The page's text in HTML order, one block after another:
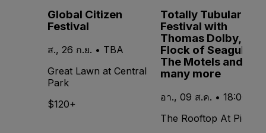
Global Citizen
Festival
ส., 26 ก.ย. • TBA
Great Lawn at Central
Park
$120+
Totally Tubular
Festival with
Thomas Dolby, A
Flock of Seagulls,
The Motels and
many more
อา., 09 ส.ค. • 18:00
The Rooftop At Pier 17